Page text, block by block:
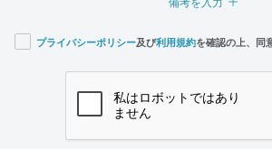
プライバシーポリシー及び利用規約を確認の上、同